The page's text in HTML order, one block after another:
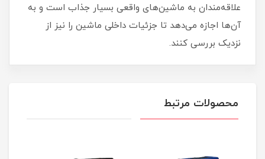
علاقه‌مندان به ماشین‌های واقعی بسیار جذاب است و به
آن‌ها اجازه می‌دهد تا جزئیات داخلی ماشین را نیز از
نزدیک بررسی کنند.
محصولات مرتبط